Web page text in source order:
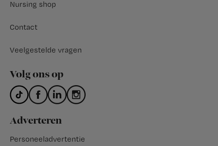
Nursing shop
Contact
Veelgestelde vragen
Volg ons op
Adverteren
Personeeladvertentie